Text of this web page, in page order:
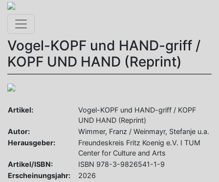
Toggle navigation
Vogel-KOPF und HAND-griff /
KOPF UND HAND (Reprint)
Artikel:
Vogel-KOPF und HAND-griff / KOPF
UND HAND (Reprint)
Autor:
Wimmer, Franz / Weinmayr, Stefanje u.a.
Herausgeber:
Freundeskreis Fritz Koenig e.V. I TUM
Center for Culture and Arts
Artikel/ISBN:
ISBN 978-3-9826541-1-9
Erscheinungsjahr:
2026